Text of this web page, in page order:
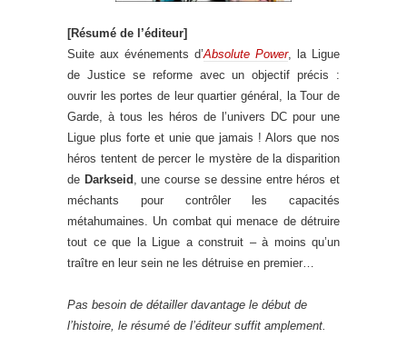
[Résumé de l’éditeur]
Suite aux événements d’Absolute Power, la Ligue
de Justice se reforme avec un objectif précis :
ouvrir les portes de leur quartier général, la Tour de
Garde, à tous les héros de l’univers DC pour une
Ligue plus forte et unie que jamais ! Alors que nos
héros tentent de percer le mystère de la disparition
de Darkseid , une course se dessine entre héros et
méchants pour contrôler les capacités
métahumaines. Un combat qui menace de détruire
tout ce que la Ligue a construit – à moins qu’un
traître en leur sein ne les détruise en premier…
Pas besoin de détailler davantage le début de
l’histoire, le résumé de l’éditeur suffit amplement.